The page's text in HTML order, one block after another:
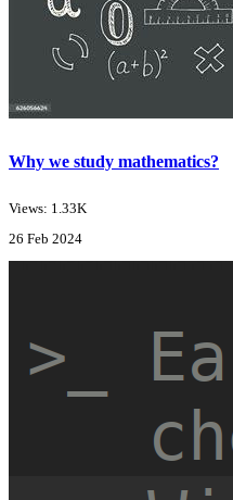
Why we study mathematics?
Views: 1.33K
26 Feb 2024